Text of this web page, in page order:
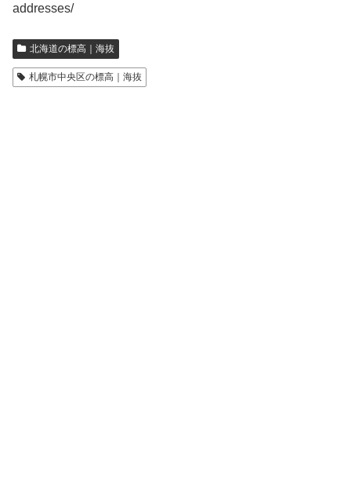
addresses/
北海道の標高｜海抜
札幌市中央区の標高｜海抜